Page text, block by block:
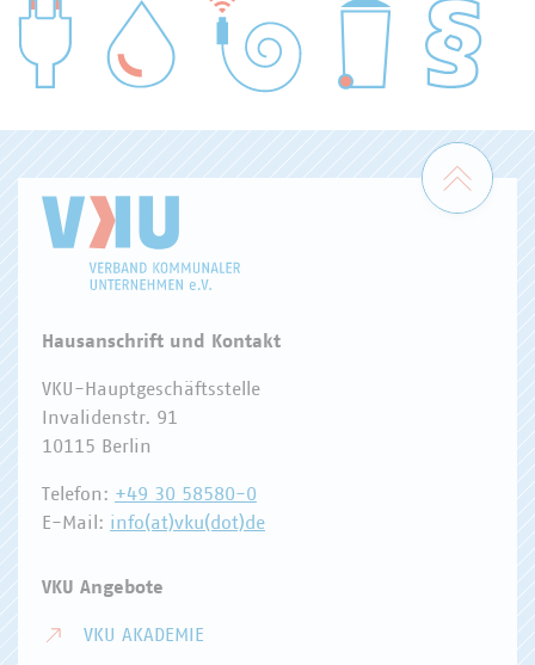
WASSER/ABWASSER
Zum
Hausanschrift und Kontakt
VKU-Hauptgeschäftsstelle
Invalidenstr. 91
10115 Berlin
Telefon: +49 30 58580-0
E-Mail: info(at)vku(dot)de
VKU Angebote
VKU AKADEMIE